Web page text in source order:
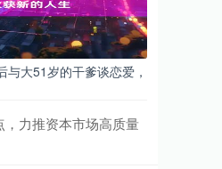
大51岁的干爹谈恋爱，
力推资本市场高质量